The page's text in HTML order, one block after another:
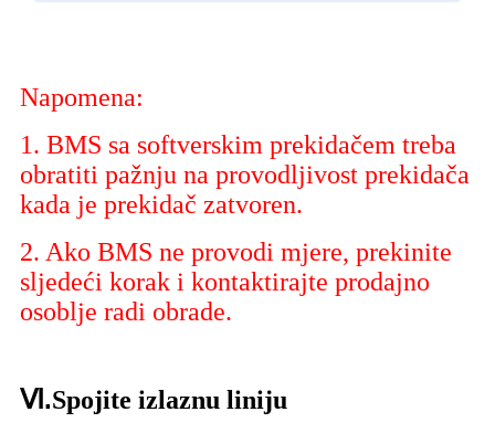
Napomena:
1. BMS sa softverskim prekidačem treba
obratiti pažnju na provodljivost prekidača
kada je prekidač zatvoren.
2. Ako BMS ne provodi mjere, prekinite
sljedeći korak i kontaktirajte prodajno
osoblje radi obrade.
Ⅵ.Spojite izlaznu liniju